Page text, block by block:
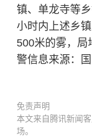
镇、单龙寺等
小时内上述乡
500米的雾，局
警信息来源：
免责声明
本文来自腾讯新闻
场。